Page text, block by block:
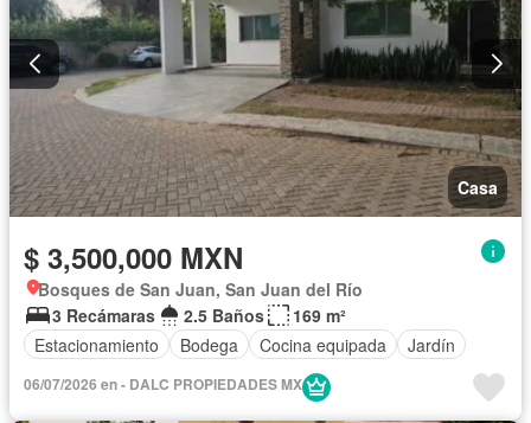
Casa
$ 3,500,000 MXN
Bosques de San Juan, San Juan del Río
3 Recámaras
2.5 Baños
169 m²
Estacionamiento
Bodega Cocina equipada Jardín
06/07/2026 en - DALC PROPIEDADES MX